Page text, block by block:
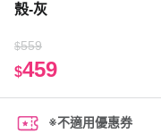
殼-灰
$559
$459
※不適用優惠券